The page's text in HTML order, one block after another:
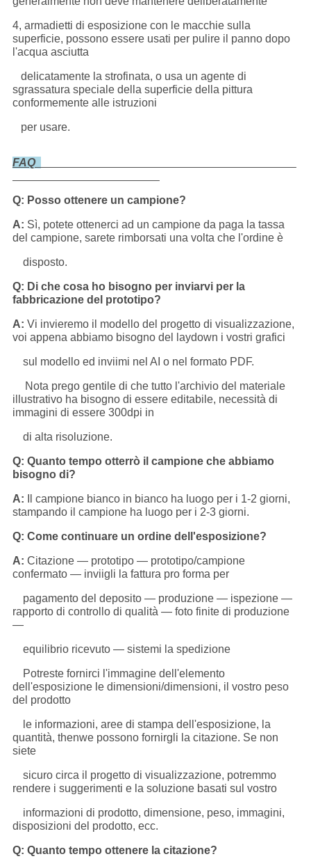
4, armadietti di esposizione con le macchie sulla
superficie, possono essere usati per pulire il panno dopo
l'acqua asciutta
delicatamente la strofinata, o usa un agente di
sgrassatura speciale della superficie della pittura
conformemente alle istruzioni
per usare.
FAQ
Q: Posso ottenere un campione?
A: Sì, potete ottenerci ad un campione da paga la tassa
del campione, sarete rimborsati una volta che l'ordine è
disposto.
Q: Di che cosa ho bisogno per inviarvi per la
fabbricazione del prototipo?
A: Vi invieremo il modello del progetto di visualizzazione,
voi appena abbiamo bisogno del laydown i vostri grafici
sul modello ed inviimi nel AI o nel formato PDF.
Nota prego gentile di che tutto l'archivio del materiale
illustrativo ha bisogno di essere editabile, necessità di
immagini di essere 300dpi in
di alta risoluzione.
Q: Quanto tempo otterrò il campione che abbiamo
bisogno di?
A: Il campione bianco in bianco ha luogo per i 1-2 giorni,
stampando il campione ha luogo per i 2-3 giorni.
Q: Come continuare un ordine dell'esposizione?
A: Citazione — prototipo — prototipo/campione
confermato — inviigli la fattura pro forma per
pagamento del deposito — produzione — ispezione —
rapporto di controllo di qualità — foto finite di produzione
—
equilibrio ricevuto — sistemi la spedizione
Potreste fornirci l'immagine dell'elemento
dell'esposizione le dimensioni/dimensioni, il vostro peso
del prodotto
le informazioni, aree di stampa dell'esposizione, la
quantità, thenwe possono fornirgli la citazione. Se non
siete
sicuro circa il progetto di visualizzazione, potremmo
rendere i suggerimenti e la soluzione basati sul vostro
informazioni di prodotto, dimensione, peso, immagini,
disposizioni del prodotto, ecc.
Q: Quanto tempo ottenere la citazione?